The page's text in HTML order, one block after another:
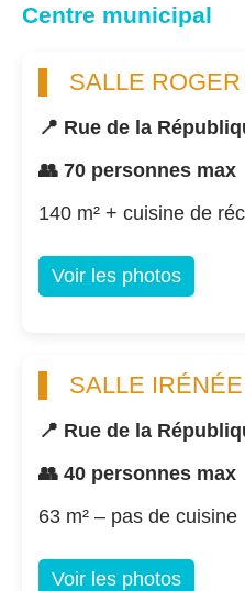
Centre municipal
SALLE
📍 Rue de la
👥 70 personnes max
140 m² + cuisine de
Voir les photos
SALLE
📍 Rue de la
👥 40 personnes max
63 m² – pas de cuisine
Voir les photos